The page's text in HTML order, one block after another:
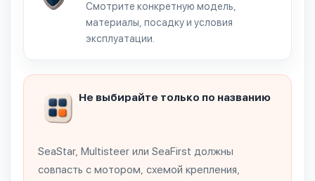
Смотрите конкретную модель,
материалы, посадку и условия
эксплуатации.
Не выбирайте только по названию
SeaStar, Multisteer или SeaFirst должны
совпасть с мотором, схемой крепления,